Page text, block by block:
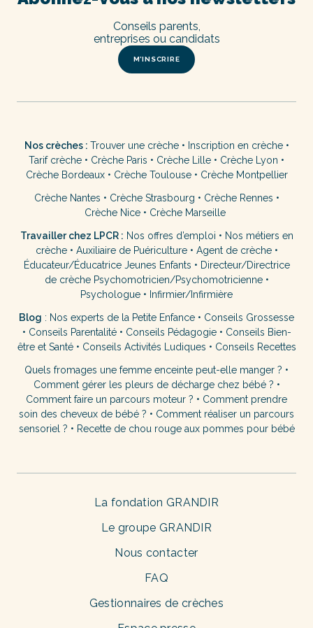
M’INSCRIRE
Conseils parents,
entreprises ou candidats
Nos crèches : Trouver une crèche• Inscription en crèche•
Tarif crèche • Crèche Paris • Crèche Lille • Crèche Lyon •
Crèche Bordeaux• Crèche Toulouse• Crèche Montpellier
Crèche Nantes • Crèche Strasbourg • Crèche Rennes •
Crèche Nice • Crèche Marseille
Travailler chez LPCR : Nos offres d’emploi • Nos métiers en
crèche• Auxiliaire de Puériculture• Agent de crèche•
Éducateur/Éducatrice Jeunes Enfants • Directeur/Directrice
de crèche Psychomotricien/Psychomotricienne•
Psychologue • Infirmier/Infirmière
Blog : Nos experts de la Petite Enfance • Conseils Grossesse
• Conseils Parentalité• Conseils Pédagogie• Conseils Bien-
être et Santé• Conseils Activités Ludiques • Conseils Recettes
Quels fromages une femme enceinte peut-elle manger ? •
Comment gérer les pleurs de décharge chez bébé ? •
Comment faire un parcours moteur ? • Comment prendre
soin des cheveux de bébé ? • Comment réaliser un parcours
sensoriel ? • Recette de chou rouge aux pommes pour bébé
La fondation GRANDIR
Le groupe GRANDIR
Nous contacter
FAQ
Gestionnaires de crèches